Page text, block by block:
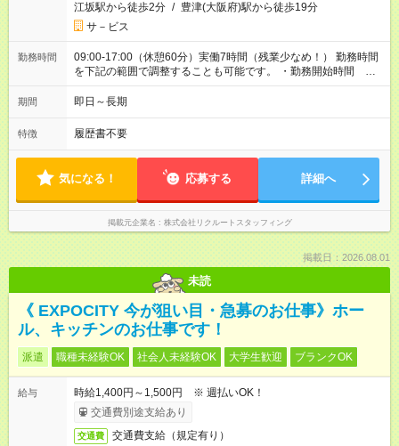
江坂駅から徒歩2分 / 豊津(大阪府)駅から徒歩19分
サ－ビス
勤務時間
09:00-17:00（休憩60分）実働7時間（残業少なめ！） 勤務時間
を下記の範囲で調整することも可能です。 ・勤務開始時間
09:00～10:00 ・勤務終了時間 17:00～18:00 ・実働 07:00～
08:00
期間 即日～長期
特徴 履歴書不要
気になる！ 応募する 詳細へ
掲載元企業名 株式会社リクルートスタッフィング
掲載日：2026.08.01
未読
《 EXPOCITY 今が狙い目・急募のお仕事》ホー
ル、キッチンのお仕事です！
派遣 職種未経験OK 社会人未経験OK 大学生歓迎 ブランクOK
給与
時給1,400円～1,500円 ※ 週払いOK！
交通費別途支給あり
交通費 交通費支給（規定有り）